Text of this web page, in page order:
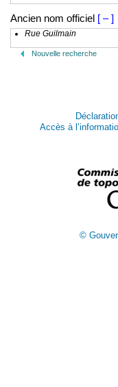
Ancien nom officiel [ – ]
Rue Guilmain
Nouvelle recherche
Accès à
©